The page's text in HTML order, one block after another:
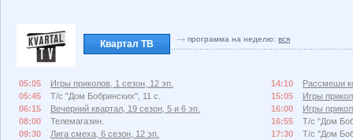
Квартал ТВ программа на неделю: вся
05:05
Игры приколов, 1 сезон, 12 эп.
05:45
Т/с "Дом Бобринских", 11 с.
06:15
Вечерний квартал, 19 сезон, 5 и 6 эп.
08:00
Телемагазин.
09:30
Лига смеха, 6 сезон, 12 эп.
14:10
Рассмеши
15:05
Игры
16:00
Игры
16:55
Т/с "Дом
17:30
Т/с "Дом